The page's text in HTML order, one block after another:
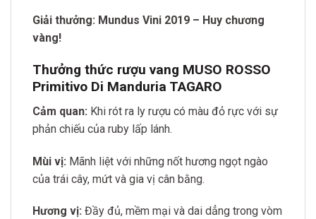
Giải thưởng: Mundus Vini 2019 – Huy chương
vàng!
Thưởng thức rượu vang MUSO ROSSO
Primitivo Di Manduria TAGARO
Cảm quan: Khi rót ra ly rượu có màu đỏ rực với sự
phản chiếu của ruby lấp lánh.
Mùi vị: Mãnh liệt với những nốt hương ngọt ngào
của trái cây, mứt và gia vị cân bằng.
Hương vị: Đầy đủ, mềm mại và dai dẳng trong vòm